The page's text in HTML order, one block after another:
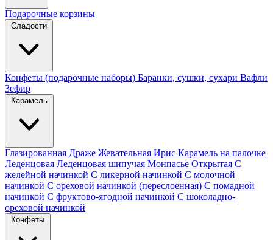
Подарочные корзины
Сладости
Конфеты (подарочные наборы) Баранки, сушки, сухари Вафли
Зефир
Карамель
Глазированная Драже Жевательная Ирис Карамель на палочке
Леденцовая Леденцовая шипучая Монпасье Открытая С
желейной начинкой С ликерной начинкой С молочной
начинкой С ореховой начинкой (переслоенная) С помадной
начинкой С фруктово-ягодной начинкой С шоколадно-
ореховой начинкой
Конфеты